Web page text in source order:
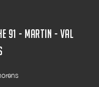
91 - MARTIN - VAL